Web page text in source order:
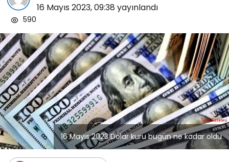
16 Mayıs 2023, 09:38 yayınlandı
590
16 Mayıs 2023 Dolar kuru bugün ne kadar oldu